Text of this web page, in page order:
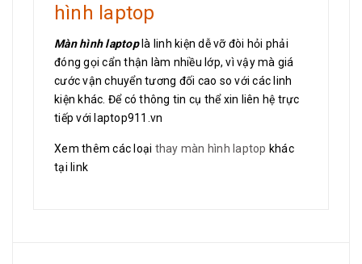
hình laptop
Màn hình laptoplà linh kiện dễ vỡ đòi hỏi phải
đóng gọi cẩn thận làm nhiều lớp, vì vậy mà giá
cước vận chuyển tương đối cao so với các linh
kiện khác. Để có thông tin cụ thể xin liên hệ trực
tiếp với laptop911.vn
Xem thêm các loại thay màn hình laptop khác
tại link